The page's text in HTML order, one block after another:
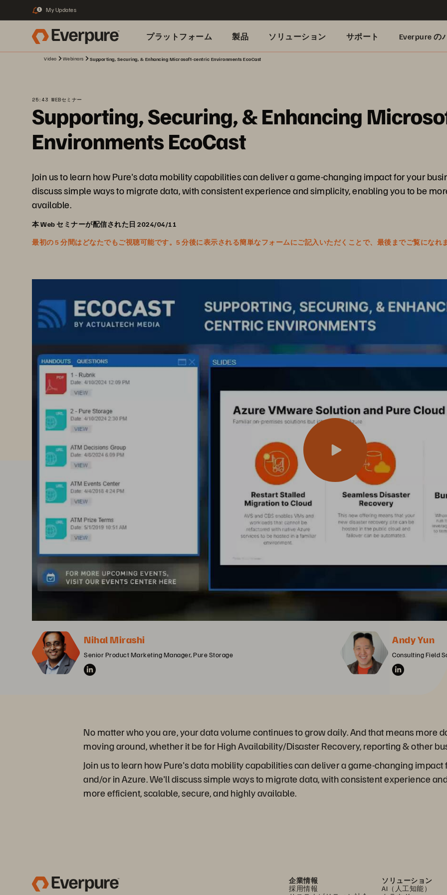
1 My Updates
プラットフォーム 製品 ソリューション サポート Everpure の
Video Webinars Supporting, Securing, & Enhancing Microsoft-centric Environments EcoCast
25:43 WEBセミナー
Supporting, Securing, & Enhancing
Environments EcoCast
Join us to learn how Pure's data mobility capabilities can deliver a game-changing impact for your
discuss simple ways to migrate data, with consistent experience and simplicity, enabling you to be
available.
本 Web セミナーが配信された日 2024/04/11
最初の 5 分間はどなたでもご視聴可能です。5 分後に表示される簡単なフォームにご記入いただくことで、最後までご覧になれ
Nihal Mirashi
Senior Product Marketing Manager, Pure Storage
Andy Yun
Consulting Field
No matter who you are, your data volume continues to grow daily. And that means more
moving around, whether it be for High Availability/Disaster Recovery, reporting & other
Join us to learn how Pure's data mobility capabilities can deliver a game-changing
and/or in Azure. We'll discuss simple ways to migrate data, with consistent experience
more efficient, scalable, secure, and highly available.
企業情報
採用情報
ソリューション
AI（人工知能）